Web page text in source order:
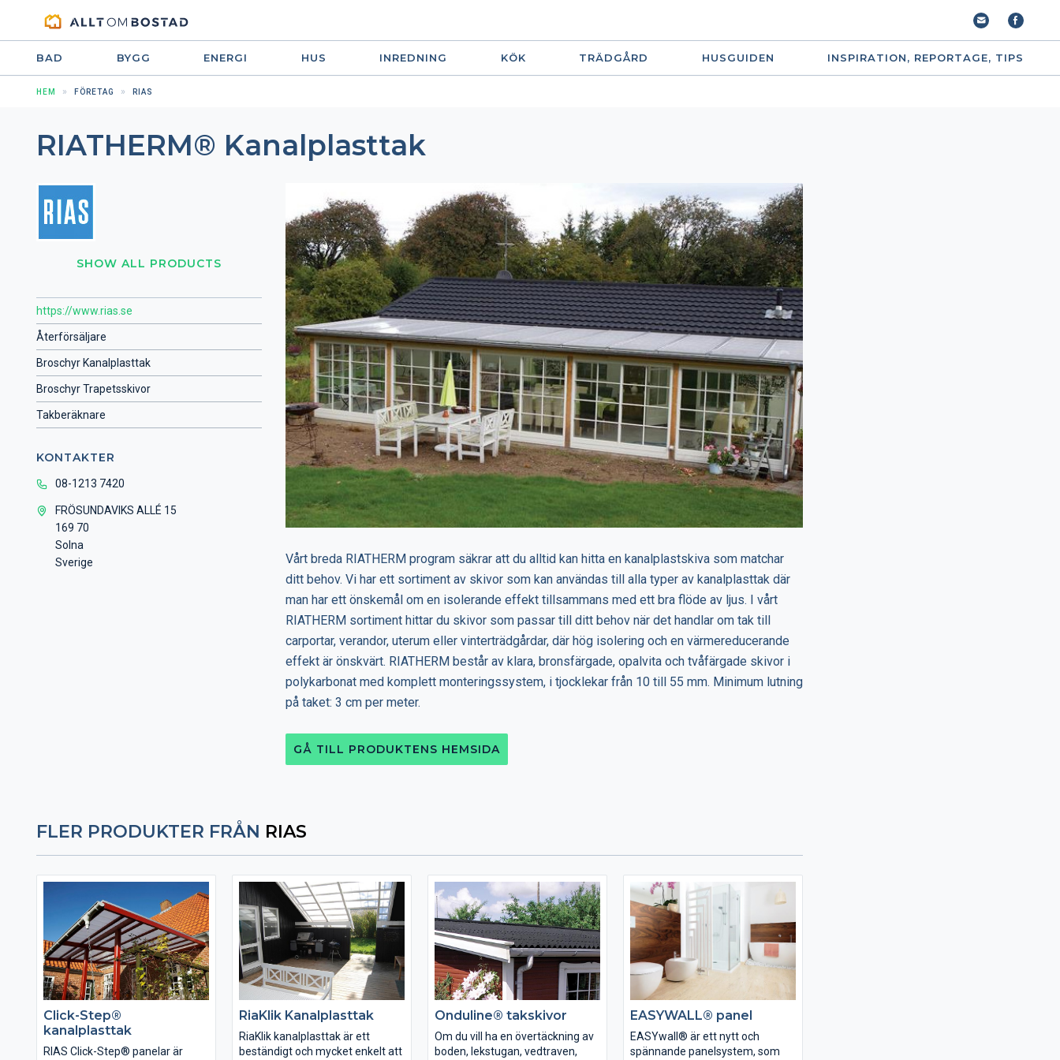
BAD BYGG ENERGI HUS INREDNING KÖK TRÄDGÅRD HUSGUIDEN INSPIRATION, REPORTAGE, TIPS
HEM FÖRETAG RIAS
RIATHERM® Kanalplasttak
SHOW ALL PRODUCTS
https://www.rias.se
Återförsäljare
Broschyr Kanalplasttak
Broschyr Trapetsskivor
Takberäknare
KONTAKTER
08-1213 7420
FRÖSUNDAVIKS ALLÉ 15
169 70
Solna
Sverige
Vårt breda RIATHERM program säkrar att du alltid kan hitta en kanalplastskiva som matchar
ditt behov. Vi har ett sortiment av skivor som kan användas till alla typer av kanalplasttak där
man har ett önskemål om en isolerande effekt tillsammans med ett bra flöde av ljus. I vårt
RIATHERM sortiment hittar du skivor som passar till ditt behov när det handlar om tak till
carportar, verandor, uterum eller vinterträdgårdar, där hög isolering och en värmereducerande
effekt är önskvärt. RIATHERM består av klara, bronsfärgade, opalvita och tvåfärgade skivor i
polykarbonat med komplett monteringssystem, i tjocklekar från 10 till 55 mm. Minimum lutning
på taket: 3 cm per meter.
GÅ TILL PRODUKTENS HEMSIDA
FLER PRODUKTER FRÅN RIAS
Click-Step®
kanalplasttak
RIAS Click-Step® panelar är
RiaKlik Kanalplasttak
RiaKlik kanalplasttak är ett
beständigt och mycket enkelt att
Onduline® takskivor
Om du vill ha en övertäckning av
boden, lekstugan, vedtraven,
EASYWALL® panel
EASYwall® är ett nytt och
spännande panelsystem, som